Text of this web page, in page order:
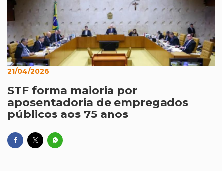
21/04/2026
STF forma maioria por
aposentadoria de empregados
públicos aos 75 anos